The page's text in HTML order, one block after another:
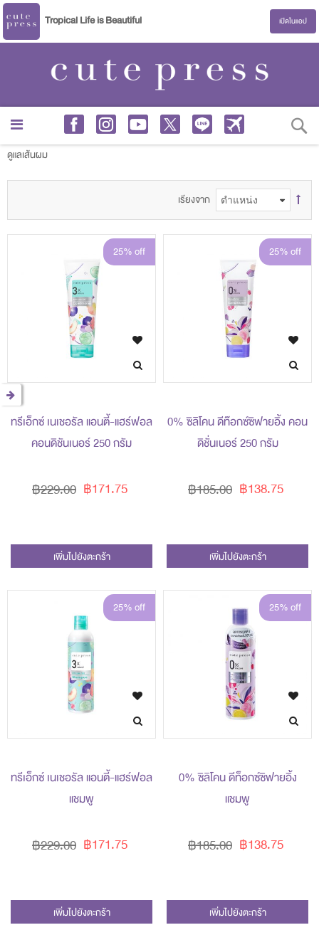
Tropical Life is Beautiful เปิดในแอป
ดูแลเส้นผม
เรียงจาก
25% off
ทรีเอ็กซ์ เนเชอรัล แอนตี้-แฮร์ฟอล
คอนดิชันเนอร์ 250 กรัม
฿171.75
฿229.00
เพิ่มไปยังตะกร้า
25% off
0% ซิลิโคน ดีท๊อกซ์ซิฟายอิ้ง คอน
ดิชั่นเนอร์ 250 กรัม
฿138.75
฿185.00
เพิ่มไปยังตะกร้า
25% off
ทรีเอ็กซ์ เนเชอรัล แอนตี้-แฮร์ฟอล
แชมพู
฿171.75
฿229.00
เพิ่มไปยังตะกร้า
25% off
0% ซิลิโคน ดีท็อกซ์ซิฟายอิ้ง
แชมพู
฿138.75
฿185.00
เพิ่มไปยังตะกร้า